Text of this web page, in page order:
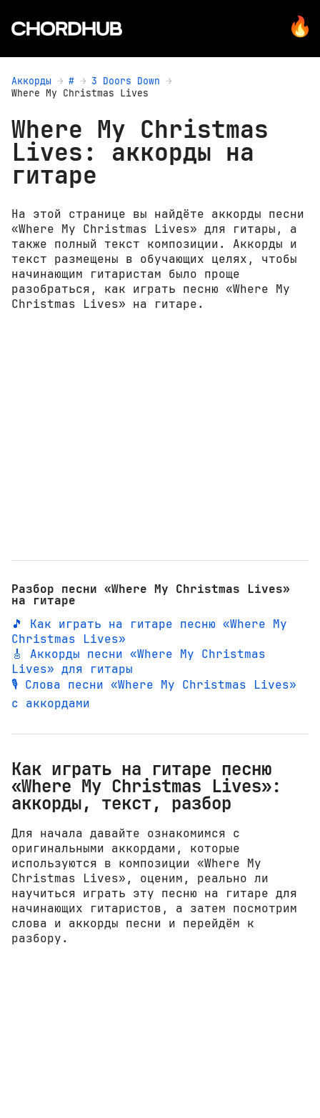
Аккорды #
3 Doors Down
Where My Christmas Lives
Where My Christmas
Lives: аккорды на
гитаре
На этой странице вы найдёте аккорды песни
«Where My Christmas Lives» для гитары, а
также полный текст композиции. Аккорды и
текст размещены в обучающих целях, чтобы
начинающим гитаристам было проще
разобраться, как играть песню «Where My
Christmas Lives» на гитаре.
Разбор песни «Where My Christmas Lives»
на гитаре
🎵 Как играть на гитаре песню «Where My
Christmas Lives»
🎸 Аккорды песни «Where My Christmas
Lives» для гитары
🎙️ Слова песни «Where My Christmas Lives»
с аккордами
Как играть на гитаре песню
«Where My Christmas Lives»:
аккорды, текст, разбор
Для начала давайте ознакомимся с
оригинальными аккордами, которые
используются в композиции «Where My
Christmas Lives», оценим, реально ли
научиться играть эту песню на гитаре для
начинающих гитаристов, а затем посмотрим
слова и аккорды песни и перейдём к
разбору.